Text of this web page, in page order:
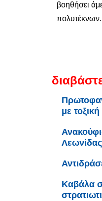
βοηθήσει
πολυτέκνων.
με
Λεωνίδας
Καβάλα